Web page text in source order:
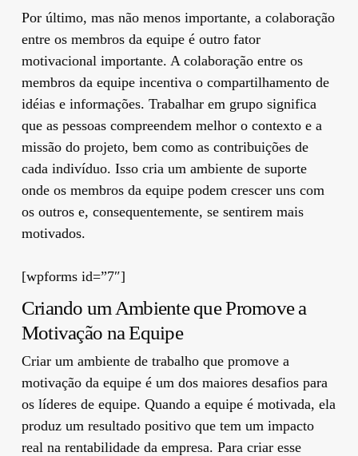
Por último, mas não menos importante, a colaboração
entre os membros da equipe é outro fator
motivacional importante. A colaboração entre os
membros da equipe incentiva o compartilhamento de
idéias e informações. Trabalhar em grupo significa
que as pessoas compreendem melhor o contexto e a
missão do projeto, bem como as contribuições de
cada indivíduo. Isso cria um ambiente de suporte
onde os membros da equipe podem crescer uns com
os outros e, consequentemente, se sentirem mais
motivados.
[wpforms id=”7″]
Criando um Ambiente que Promove a
Motivação na Equipe
Criar um ambiente de trabalho que promove a
motivação da equipe é um dos maiores desafios para
os líderes de equipe. Quando a equipe é motivada, ela
produz um resultado positivo que tem um impacto
real na rentabilidade da empresa. Para criar esse